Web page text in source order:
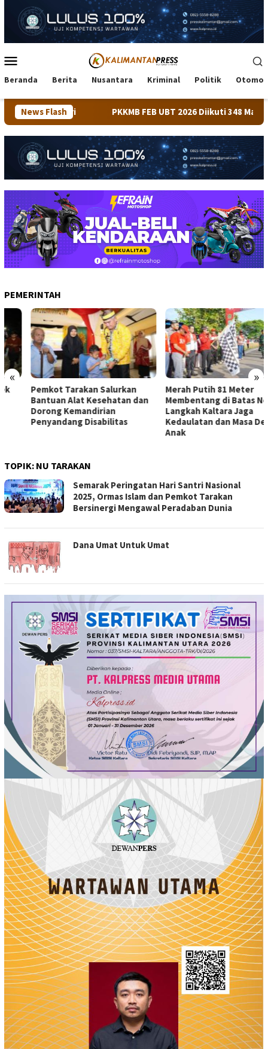
konten
Mobile
Beranda Berita Nusantara Kriminal Politik
News Flash
PKKMB FEB UBT 2026 Diikuti 348 Mahasiswa,
PEMERINTAH
« »
Pemkot Tarakan Salurkan
Bantuan Alat Kesehatan dan
Dorong Kemandirian
Penyandang Disabilitas
Merah Putih 81 Meter
Membentang di Batas Negeri:
Langkah Kaltara Jaga
Kedaulatan dan Masa Depan
TOPIK: NU TARAKAN
Semarak Peringatan Hari Santri Nasional
2025, Ormas Islam dan Pemkot Tarakan
Bersinergi Mengawal Peradaban Dunia
Dana Umat Untuk Umat